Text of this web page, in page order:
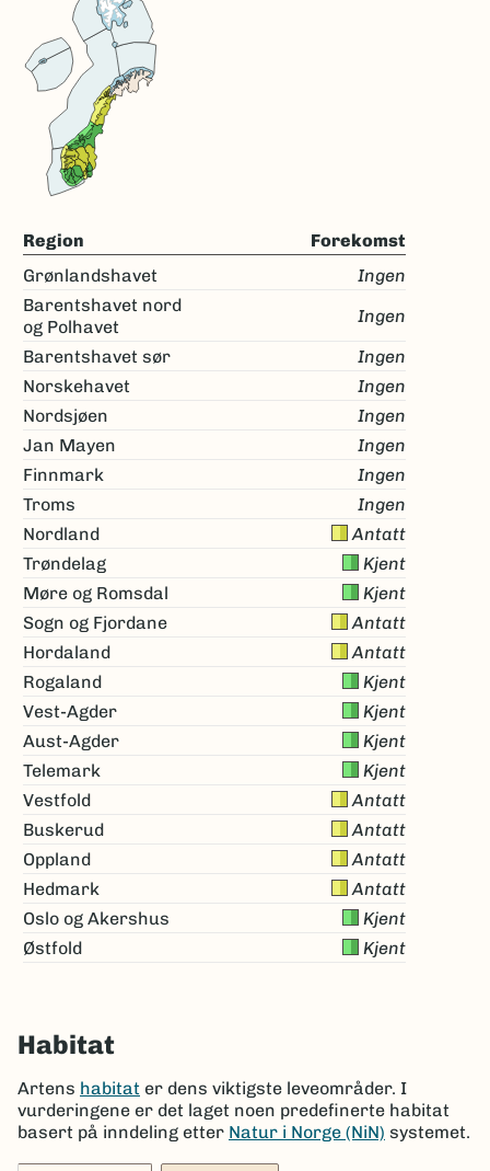
Region
Forekomst
Grønlandshavet
Ingen
Barentshavet nord
og Polhavet
Ingen
Barentshavet sør
Ingen
Norskehavet
Ingen
Nordsjøen
Ingen
Jan Mayen
Ingen
Finnmark
Ingen
Troms
Ingen
Nordland
Antatt
Trøndelag
Kjent
Møre og Romsdal
Kjent
Sogn og Fjordane
Antatt
Hordaland
Antatt
Rogaland
Kjent
Vest-Agder
Kjent
Aust-Agder
Kjent
Telemark
Kjent
Vestfold
Antatt
Buskerud
Antatt
Oppland
Antatt
Hedmark
Antatt
Oslo og Akershus
Kjent
Østfold
Kjent
Habitat
Artens habitat er dens viktigste leveområder. I
vurderingene er det laget noen predefinerte habitat
basert på inndeling etter Natur i Norge (NiN) systemet.